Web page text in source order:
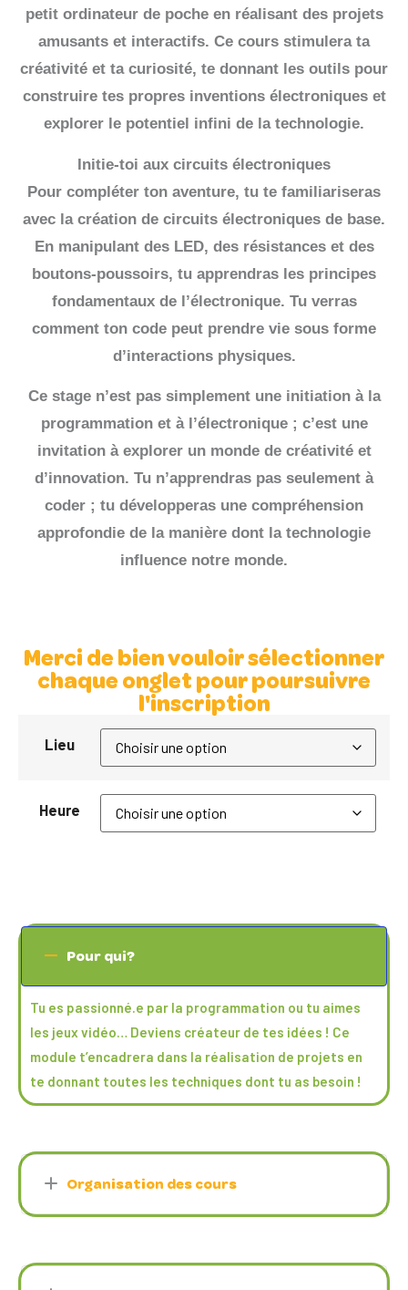
petit ordinateur de poche en réalisant des projets
amusants et interactifs. Ce cours stimulera ta
créativité et ta curiosité, te donnant les outils pour
construire tes propres inventions électroniques et
explorer le potentiel infini de la technologie.
Initie-toi aux circuits électroniques
Pour compléter ton aventure, tu te familiariseras
avec la création de circuits électroniques de base.
En manipulant des LED, des résistances et des
boutons-poussoirs, tu apprendras les principes
fondamentaux de l’électronique. Tu verras
comment ton code peut prendre vie sous forme
d’interactions physiques.
Ce stage n’est pas simplement une initiation à la
programmation et à l’électronique ; c’est une
invitation à explorer un monde de créativité et
d’innovation. Tu n’apprendras pas seulement à
coder ; tu développeras une compréhension
approfondie de la manière dont la technologie
influence notre monde.
Merci de bien vouloir sélectionner
chaque onglet pour poursuivre
l'inscription
Lieu
Heure
Pour qui?
Tu es passionné.e par la programmation ou tu aimes
les jeux vidéo… Deviens créateur de tes idées ! Ce
module t’encadrera dans la réalisation de projets en
te donnant toutes les techniques dont tu as besoin !
Organisation des cours